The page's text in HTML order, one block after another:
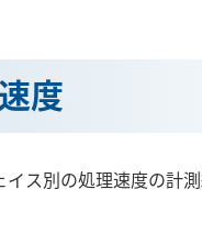
度
ス別の処理速度の計測